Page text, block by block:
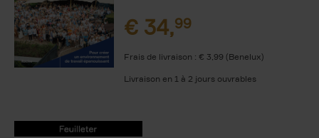
€ 34,99
Frais de livraison : € 3,99 (Benelux)
Livraison en 1 à 2 jours ouvrables
9782390252597.PDF
9782390252597.PDF